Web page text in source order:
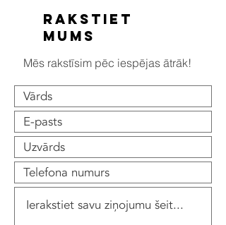
Rakstiet
mums
Mēs rakstīsim pēc iespējas ātrāk!